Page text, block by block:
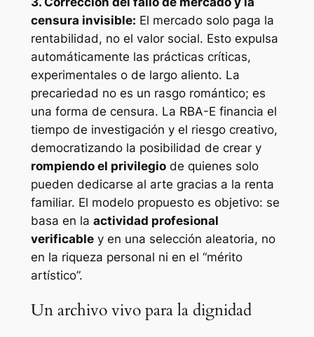
censura invisible: El mercado solo paga la
rentabilidad, no el valor social. Esto expulsa
automáticamente las prácticas críticas,
experimentales o de largo aliento. La
precariedad no es un rasgo romántico; es
una forma de censura. La RBA-E financia el
tiempo de investigación y el riesgo creativo,
democratizando la posibilidad de crear y
rompiendo el privilegiode quienes solo
pueden dedicarse al arte gracias a la renta
familiar. El modelo propuesto es objetivo: se
basa en la actividad profesional
verificabley en una selección aleatoria, no
en la riqueza personal ni en el “mérito
artístico”.
Un archivo vivo para la dignidad